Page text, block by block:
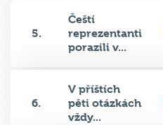
5.
Čeští
reprezentanti
porazili v...
6.
V příštích
pěti otázkách
vždy...